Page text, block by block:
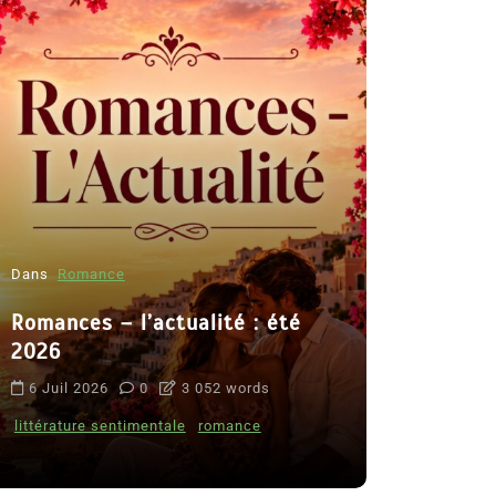
Dans Romance
Romances – l’actualité : été
2026
6 Juil 2026 0 3 052 words
littérature sentimentale romance